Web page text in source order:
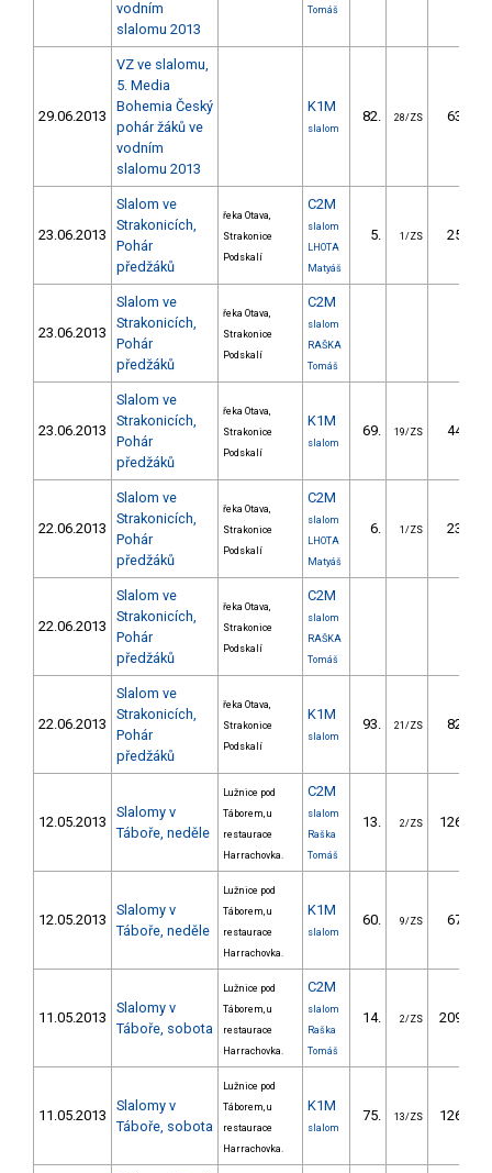
vodním
slalomu 2013
Tomáš
29.06.2013
VZ ve slalomu,
5. Media
Bohemia Český
pohár žáků ve
vodním
slalomu 2013
K1M
slalom
82. 28/ZS 63.18
23.06.2013
Slalom ve
Strakonicích,
Pohár
předžáků
řeka Otava,
Strakonice
Podskalí
C2M
slalom
LHOTA
Matyáš
5. 1/ZS 25.04
23.06.2013
Slalom ve
Strakonicích,
Pohár
předžáků
řeka Otava,
Strakonice
Podskalí
C2M
slalom
RAŠKA
Tomáš
23.06.2013
Slalom ve
Strakonicích,
Pohár
předžáků
řeka Otava,
Strakonice
Podskalí
K1M
slalom
69. 19/ZS 44.07
22.06.2013
Slalom ve
Strakonicích,
Pohár
předžáků
řeka Otava,
Strakonice
Podskalí
C2M
slalom
LHOTA
Matyáš
6. 1/ZS 23.45
22.06.2013
Slalom ve
Strakonicích,
Pohár
předžáků
řeka Otava,
Strakonice
Podskalí
C2M
slalom
RAŠKA
Tomáš
22.06.2013
Slalom ve
Strakonicích,
Pohár
předžáků
řeka Otava,
Strakonice
Podskalí
K1M
slalom
93. 21/ZS 82.68
12.05.2013
Slalomy v
Táboře, neděle
Lužnice pod
Táborem, u
restaurace
Harrachovka.
C2M
slalom
Raška
Tomáš
13. 2/ZS 126.69
12.05.2013
Slalomy v
Táboře, neděle
Lužnice pod
Táborem, u
restaurace
Harrachovka.
K1M
slalom
60. 9/ZS 67.03
11.05.2013
Slalomy v
Táboře, sobota
Lužnice pod
Táborem, u
restaurace
Harrachovka.
C2M
slalom
Raška
Tomáš
14. 2/ZS 209.99
11.05.2013
Slalomy v
Táboře, sobota
Lužnice pod
Táborem, u
restaurace
Harrachovka.
K1M
slalom
75. 13/ZS 126.69